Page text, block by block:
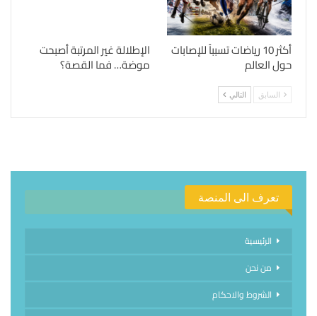
أكثر 10 رياضات تسبباً للإصابات
حول العالم
الإطلالة غير المرتبة أصبحت
موضة… فما القصة؟
السابق التالي
تعرف الى المنصة
الرئيسية
من نحن
الشروط والاحكام